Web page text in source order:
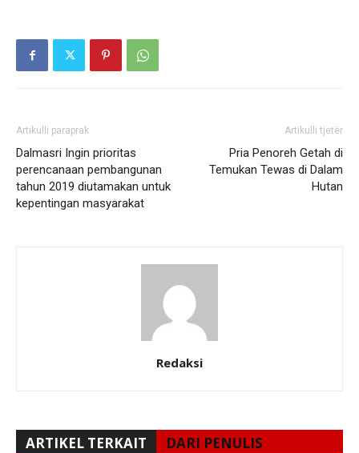
Artikulli paraprak
Dalmasri Ingin prioritas
perencanaan pembangunan
tahun 2019 diutamakan untuk
kepentingan masyarakat
Artikulli tjetër
Pria Penoreh Getah di
Temukan Tewas di Dalam
Hutan
Redaksi
ARTIKEL TERKAIT DARI PENULIS